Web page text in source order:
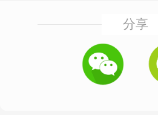
分享